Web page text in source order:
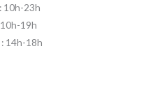
10h-23h
19h
14h-18h